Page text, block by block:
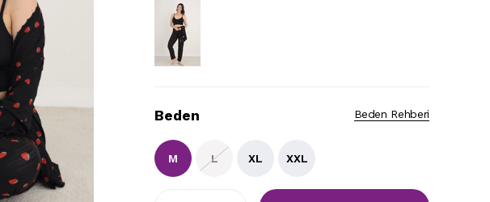
Beden Rehberi
Beden
M L XL XXL